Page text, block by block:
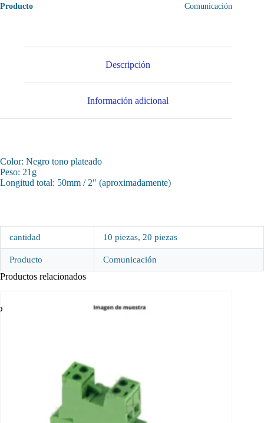
Producto Comunicación
Descripción
Información adicional
Color: Negro tono plateado
Peso: 21g
Longitud total: 50mm / 2″ (aproximadamente)
cantidad 10 piezas, 20 piezas
Producto Comunicación
Productos relacionados